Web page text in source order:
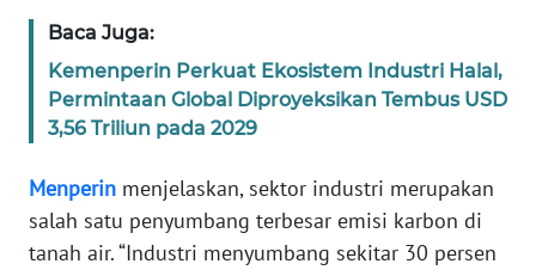
Baca Juga:
Kemenperin Perkuat Ekosistem Industri Halal,
Permintaan Global Diproyeksikan Tembus USD
3,56 Triliun pada 2029
Menperin menjelaskan, sektor industri merupakan
salah satu penyumbang terbesar emisi karbon di
tanah air. “Industri menyumbang sekitar 30 persen
WN
PAPUA
WN
PAPUA
WN
RIAU